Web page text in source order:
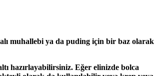
muhallebi ya da puding için bir baz olarak
hazırlayabilirsiniz. Eğer elinizde bolca